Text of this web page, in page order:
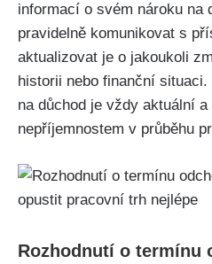
informací o svém nároku na
pravidelně komunikovat s
aktualizovat je o jakoukoli
historii nebo finanční
na důchod je vždy aktuální
nepříjemnostem v průběhu
Rozhodnutí o termínu